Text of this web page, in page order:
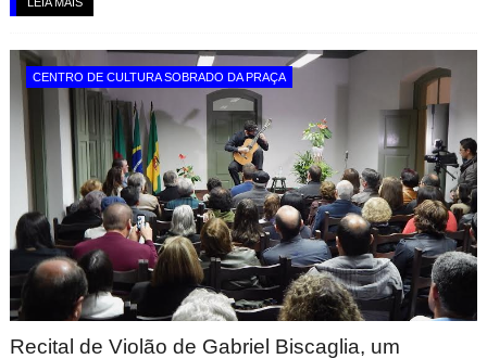
CENTRO DE CULTURA SOBRADO DA PRAÇA
Recital de Violão de Gabriel Biscaglia, um